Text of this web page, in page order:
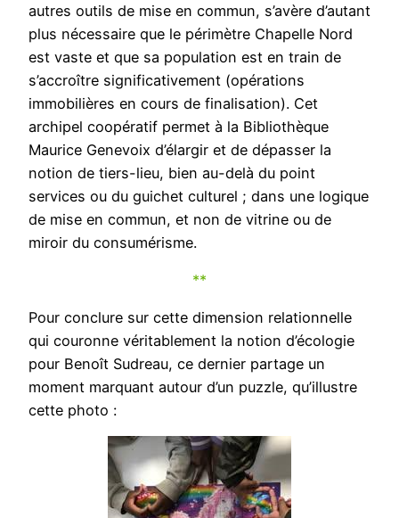
autres outils de mise en commun, s’avère d’autant
plus nécessaire que le périmètre Chapelle Nord
est vaste et que sa population est en train de
s’accroître significativement (opérations
immobilières en cours de finalisation). Cet
archipel coopératif permet à la Bibliothèque
Maurice Genevoix d’élargir et de dépasser la
notion de tiers-lieu, bien au-delà du point
services ou du guichet culturel ; dans une logique
de mise en commun, et non de vitrine ou de
miroir du consumérisme.
**
Pour conclure sur cette dimension relationnelle
qui couronne véritablement la notion d’écologie
pour Benoît Sudreau, ce dernier partage un
moment marquant autour d’un puzzle, qu’illustre
cette photo :